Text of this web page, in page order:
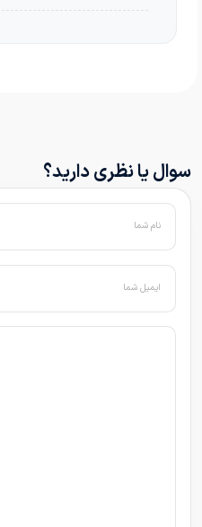
سوال یا نظری دارید؟
نام شما
ایمیل شما